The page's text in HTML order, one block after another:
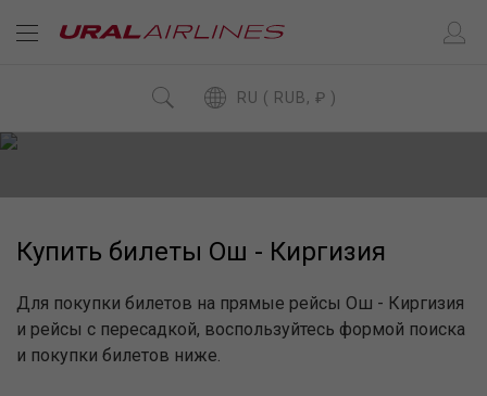
RU ( RUB, ₽ )
Купить билеты Ош - Киргизия
Для покупки билетов на прямые рейсы Ош - Киргизия
и рейсы с пересадкой, воспользуйтесь формой поиска
и покупки билетов ниже.